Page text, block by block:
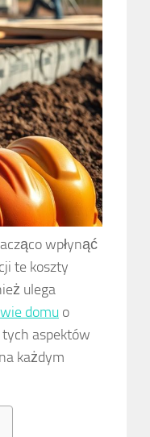
wpłynąć
te koszty
ulega
domu o
tych aspektów
każdym